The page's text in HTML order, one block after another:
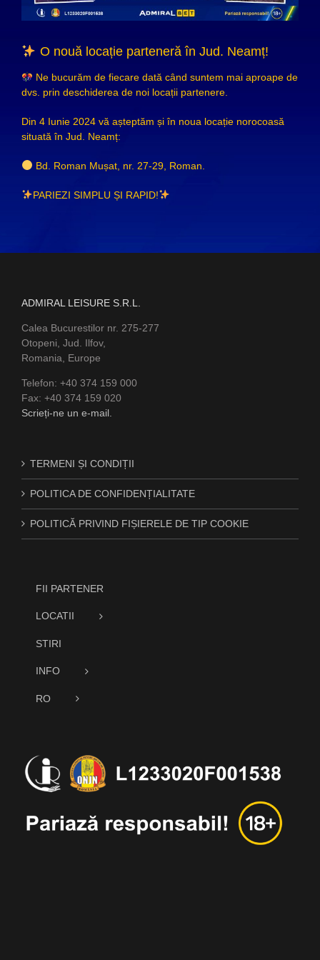
O nouă locație parteneră în Jud. Neamț!
Ne bucurăm de fiecare dată când suntem mai aproape de
dvs. prin deschiderea de noi locații partenere.
Din 4 Iunie 2024 vă așteptăm și în noua locație norocoasă
situată în Jud. Neamț:
Bd. Roman Mușat, nr. 27-29, Roman.
PARIEZI SIMPLU ȘI RAPID!
ADMIRAL LEISURE S.R.L.
Calea Bucurestilor nr. 275-277
Otopeni, Jud. Ilfov,
Romania, Europe
Telefon: +40 374 159 000
Fax: +40 374 159 020
Scrieți-ne un e-mail.
TERMENI ȘI CONDIȚII
POLITICA DE CONFIDENȚIALITATE
POLITICĂ PRIVIND FIȘIERELE DE TIP COOKIE
FII PARTENER
LOCATII
STIRI
INFO
RO